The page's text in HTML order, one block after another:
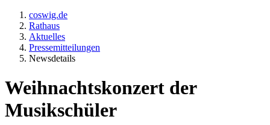
coswig.de
Rathaus
Aktuelles
Pressemitteilungen
Newsdetails
Weihnachtskonzert der
Musikschüler